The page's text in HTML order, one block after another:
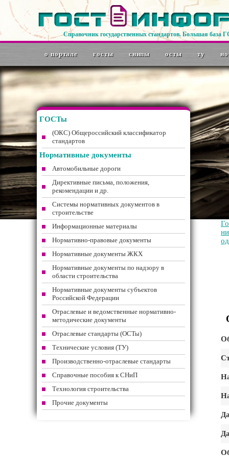
Справочник государственных стандартов. Большая база
о портале госты снипы осты ту
ГОСТы
(ОКС) Общероссийский классификатор
стандартов
Нормативные документы
Автомобильные дороги
Директивные письма, положения,
рекомендации и др.
Системы нормативных документов в
строительстве
Информационные материалы
Нормативно-правовые документы
Нормативные документы ЖКХ
Нормативные документы по надзору в
области строительства
Нормативные документы субъектов
Российской Федерации
Отраслевые и ведомственные нормативно-
методические документы
Отраслевые стандарты (ОСТы)
Технические условия (ТУ)
Производственно-отраслевые стандарты
Справочные пособия к СНиП
Технология строительства
Прочие документы